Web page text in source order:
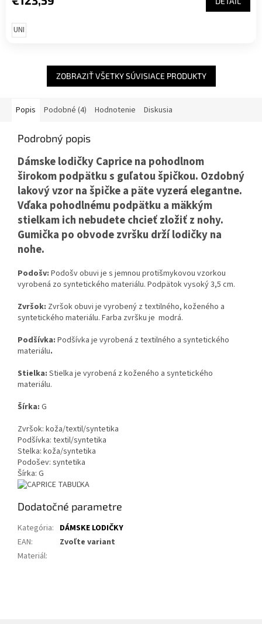
UNI
ZOBRAZIŤ VŠETKY SÚVISIACE PRODUKTY
Popis Podobné (4) Hodnotenie Diskusia
Podrobný popis
Dámske lodičky Caprice na pohodlnom
širokom podpätku s guľatou špičkou. Ozdobný
lakový vzor na špičke a päte vyzerá elegantne.
Vďaka pohodlnému podpätku a mäkkým
stielkam ich nebudete chcieť zložiť z nohy.
Gumička po obvode zvršku drží lodičky na
nohe.
Podošv: Podošv obuvi je s jemnou protišmykovou vzorkou
vyrobená zo syntetického materiálu. Podpätok vysoký 3,5 cm.
Zvršok: Zvršok obuvi je vyrobený z textilného, ​​koženého a
syntetického materiálu. Farba zvršku je modrá.
Podšívka: Podšívka je vyrobená z textilného a syntetického
materiálu.
Stielka: Stielka je vyrobená z koženého a syntetického
materiálu.
Šírka: G
Zvršok: koža/textil/syntetika
Podšívka: textil/syntetika
Stelka: koža/syntetika
Podošev: syntetika
Šírka: G
Dodatočné parametre
Kategória: DÁMSKE LODIČKY
EAN:
Zvoľte variant
Materiál: